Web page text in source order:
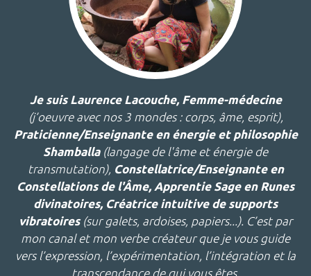
Je suis Laurence Lacouche, Femme-médecine
(j’oeuvre avec nos 3 mondes : corps, âme, esprit),
Praticienne/Enseignante en énergie et philosophie
Shamballa(langage de l'âme et énergie de
transmutation), Constellatrice/Enseignante en
Constellations de l'Âme, Apprentie Sage en Runes
divinatoires, Créatrice intuitive de supports
vibratoires(sur galets, ardoises, papiers...). C’est par
mon canal et mon verbe créateur que je vous guide
vers l’expression, l’expérimentation, l’intégration et la
transcendance de qui vous êtes.